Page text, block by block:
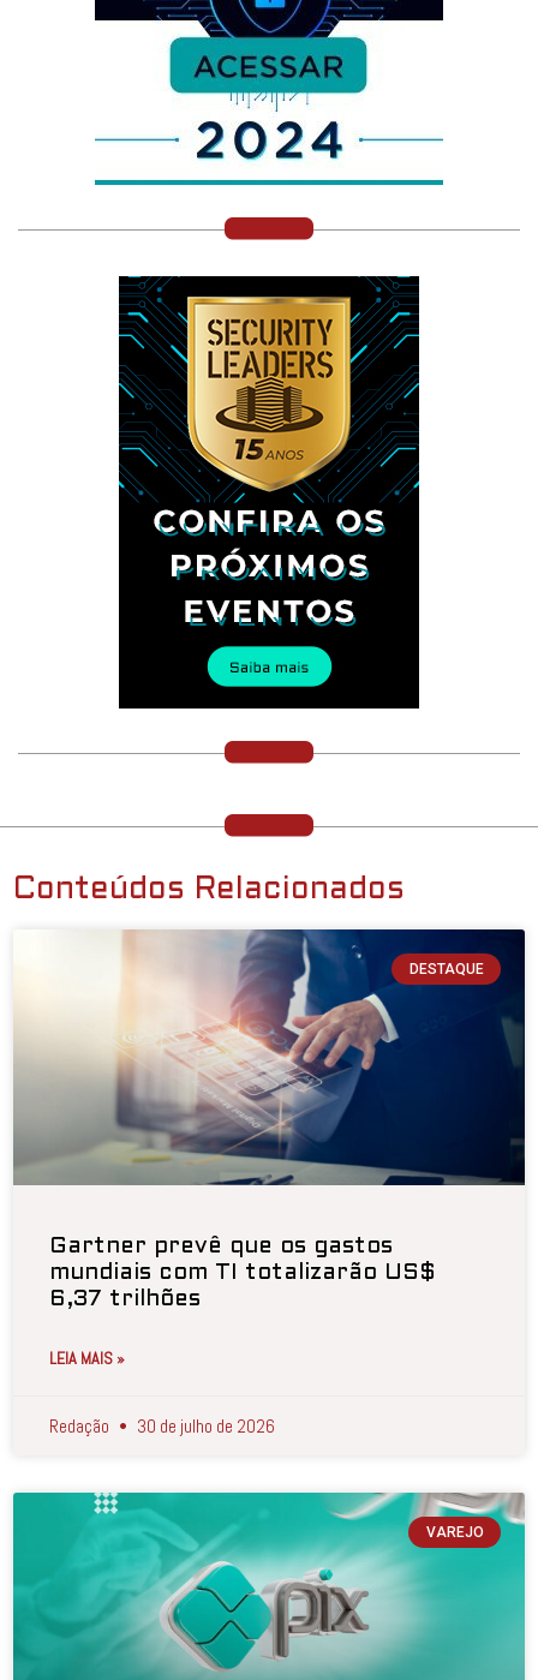
Conteúdos Relacionados
DESTAQUE
Gartner prevê que os gastos
mundiais com TI totalizarão US$
6,37 trilhões
LEIA MAIS »
Redação 30 de julho de 2026
VAREJO